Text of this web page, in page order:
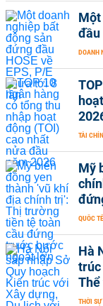
Một
đầu
DOANH
TÀI
Mỹ
QUỐC TẾ
Hà
trúc
Thể
THỜI SỰ